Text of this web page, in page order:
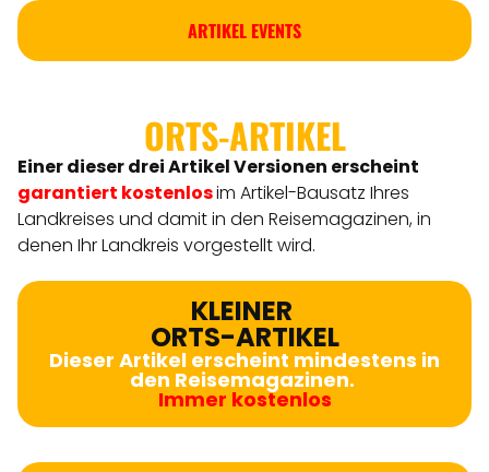
ARTIKEL EVENTS
ORTS-ARTIKEL
Einer dieser drei Artikel Versionen erscheint
garantiert kostenlosim Artikel-Bausatz Ihres
Landkreises und damit in den Reisemagazinen, in
denen Ihr Landkreis vorgestellt wird.
KLEINER
ORTS-ARTIKEL
Dieser Artikel erscheint mindestens in
den Reisemagazinen.
Immer kostenlos